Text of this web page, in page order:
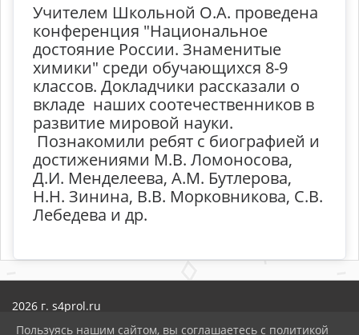
Учителем Школьной О.А. проведена
конференция "Национальное
достояние России. Знаменитые
химики" среди обучающихся 8-9
классов. Докладчики рассказали о
вкладе наших соотечественников в
развитие мировой науки.
Познакомили ребят с биографией и
достижениями М.В. Ломоносова,
Д.И. Менделеева, А.М. Бутлерова,
Н.Н. Зинина, В.В. Морковникова, С.В.
Лебедева и др.
2026 г. s4prol.ru
Карта сайта
Пользуясь нашим сайтом, вы соглашаетесь с политикой